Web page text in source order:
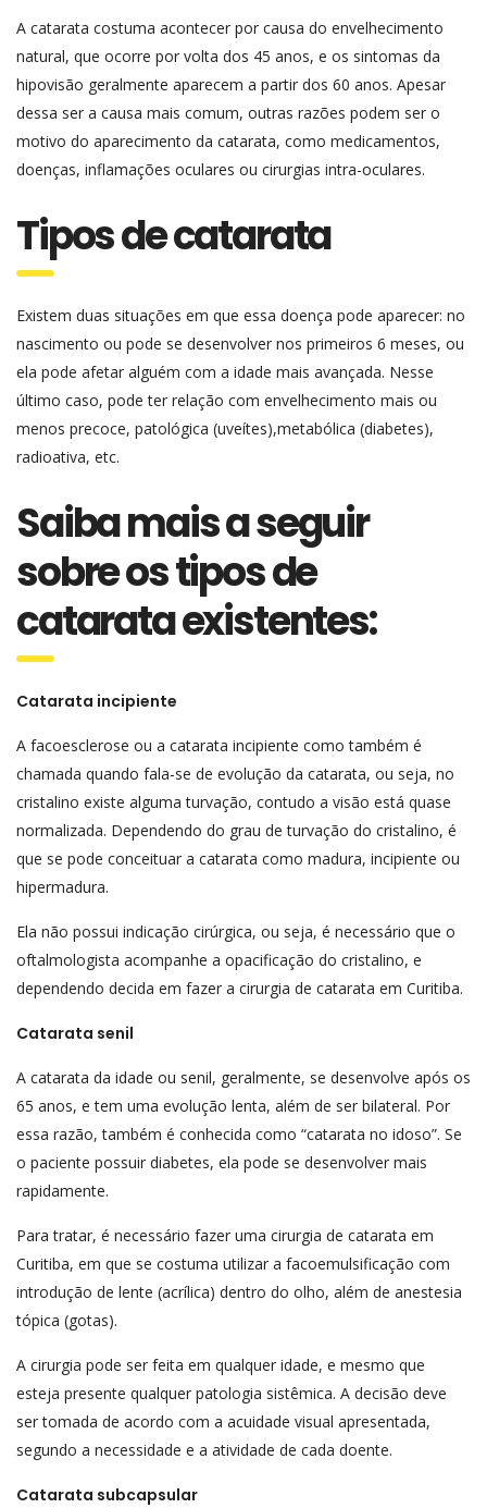
A catarata costuma acontecer por causa do envelhecimento
natural, que ocorre por volta dos 45 anos, e os sintomas da
hipovisão geralmente aparecem a partir dos 60 anos. Apesar
dessa ser a causa mais comum, outras razões podem ser o
motivo do aparecimento da catarata, como medicamentos,
doenças, inflamações oculares ou cirurgias intra-oculares.
Tipos de catarata
Existem duas situações em que essa doença pode aparecer: no
nascimento ou pode se desenvolver nos primeiros 6 meses, ou
ela pode afetar alguém com a idade mais avançada. Nesse
último caso, pode ter relação com envelhecimento mais ou
menos precoce, patológica (uveítes),metabólica (diabetes),
radioativa, etc.
Saiba mais a seguir
sobre os tipos de
catarata existentes:
Catarata incipiente
A facoesclerose ou a catarata incipiente como também é
chamada quando fala-se de evolução da catarata, ou seja, no
cristalino existe alguma turvação, contudo a visão está quase
normalizada. Dependendo do grau de turvação do cristalino, é
que se pode conceituar a catarata como madura, incipiente ou
hipermadura.
Ela não possui indicação cirúrgica, ou seja, é necessário que o
oftalmologista acompanhe a opacificação do cristalino, e
dependendo decida em fazer a cirurgia de catarata em Curitiba.
Catarata senil
A catarata da idade ou senil, geralmente, se desenvolve após os
65 anos, e tem uma evolução lenta, além de ser bilateral. Por
essa razão, também é conhecida como “catarata no idoso”. Se
o paciente possuir diabetes, ela pode se desenvolver mais
rapidamente.
Para tratar, é necessário fazer uma cirurgia de catarata em
Curitiba, em que se costuma utilizar a facoemulsificação com
introdução de lente (acrílica) dentro do olho, além de anestesia
tópica (gotas).
A cirurgia pode ser feita em qualquer idade, e mesmo que
esteja presente qualquer patologia sistêmica. A decisão deve
ser tomada de acordo com a acuidade visual apresentada,
segundo a necessidade e a atividade de cada doente.
Catarata subcapsular